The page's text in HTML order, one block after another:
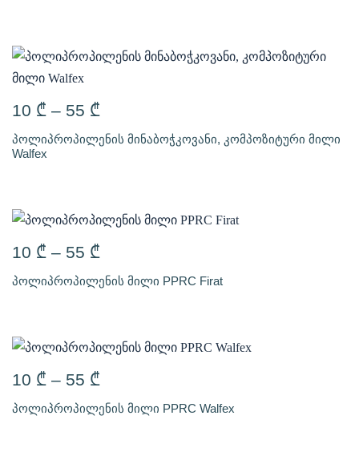
10 ₾ – 55 ₾
პოლიპროპილენის მინაბოჭკოვანი, კომპოზიტური მილი
Walfex
10 ₾ – 55 ₾
პოლიპროპილენის მილი PPRC Firat
10 ₾ – 55 ₾
პოლიპროპილენის მილი PPRC Walfex